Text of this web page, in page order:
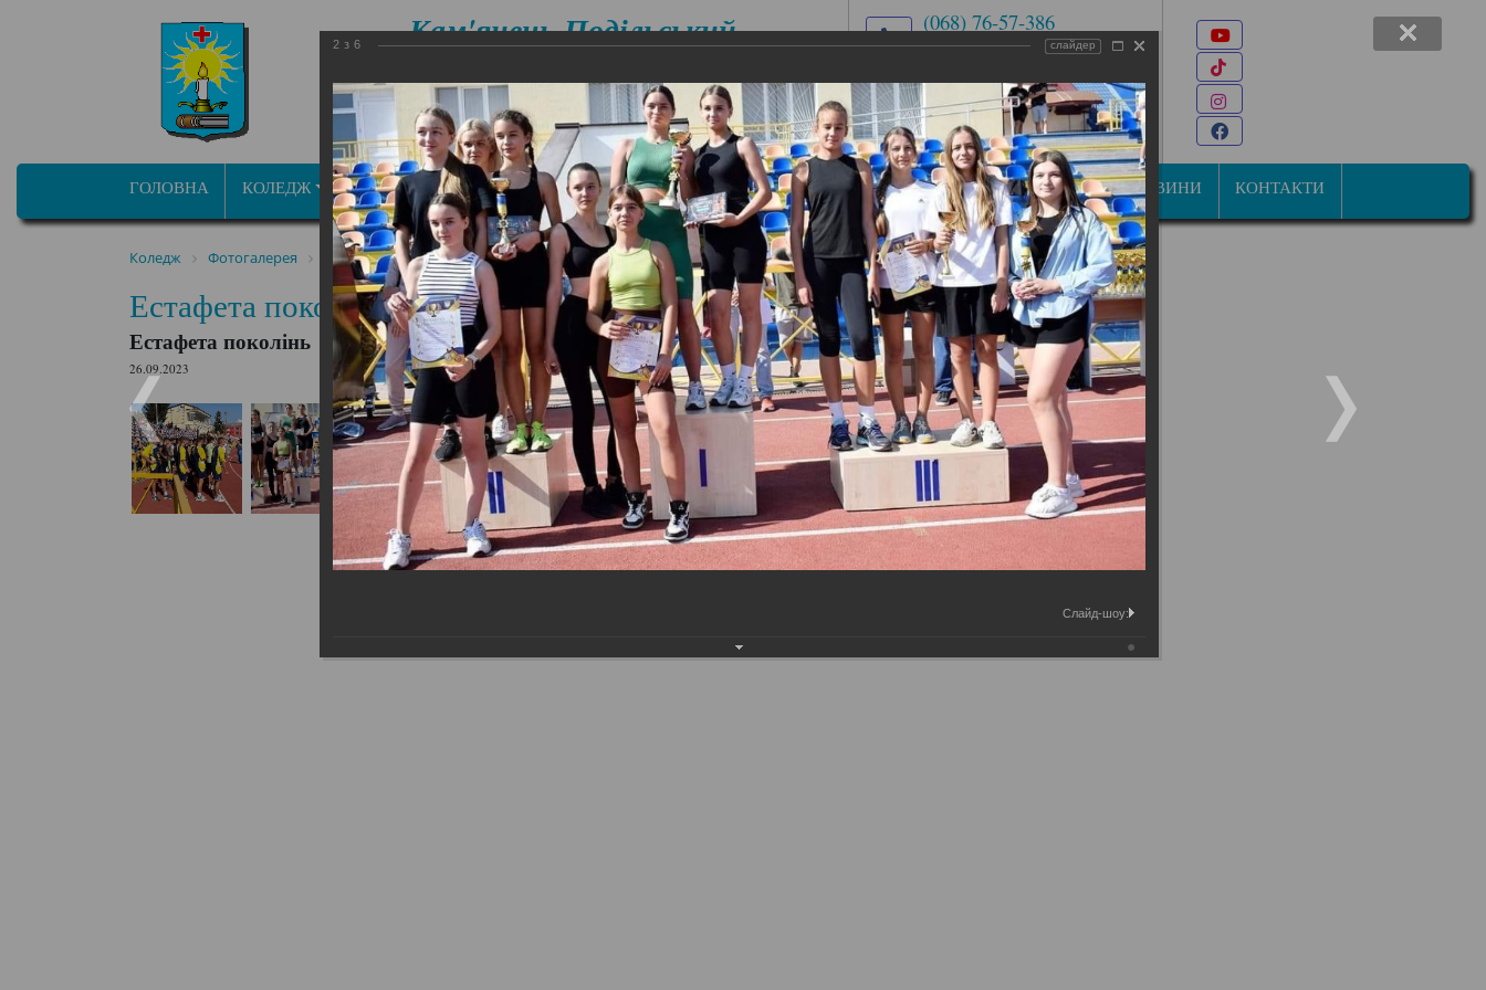
Кам'янець-Подільський
медичний
фаховий коледж
(068) 76-57-386
(03849) 7-47-34
med.uch22@ukr.net
вул. Івана Мазепи, 31
ГОЛОВНА КОЛЕДЖ ОСВІТНЬО ПРОФЕСІЙНІ
ПРОГРАМИ/СПЕЦІАЛЬНОСТІ ЦИКЛОВІ КОМІСІЇ АБІТУРІЄНТУ СТУДЕНТАМ НОВИНИ КОНТАКТИ
Коледж Фотогалерея Естафета поколінь
Естафета поколінь
Естафета поколінь
26.09.2023
2 з 6 слайдер
Слайд-шоу: